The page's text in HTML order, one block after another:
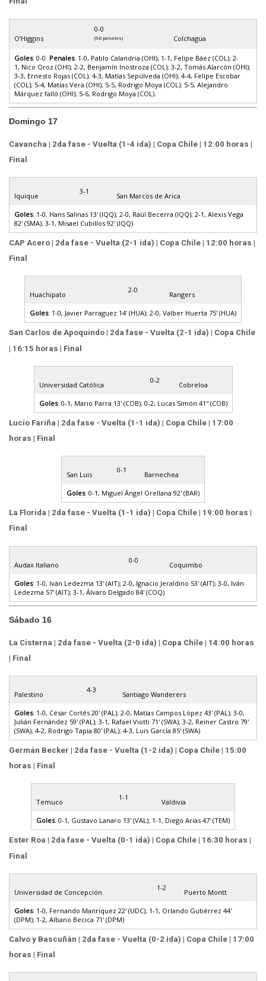
O’Higgins
0-0
(5-6 penales) Colchagua
Goles: 0-0. Penales: 1-0, Pablo Calandria (OHI); 1-1, Felipe Báez (COL); 2-
1, Nico Oroz (OHI); 2-2, Benjamín Inostroza (COL); 3-2, Tomás Alarcón (OHI);
3-3, Ernesto Rojas (COL); 4-3, Matías Sepúlveda (OHI); 4-4, Felipe Escobar
(COL); 5-4, Matías Vera (OHI); 5-5, Rodrigo Moya (COL); 5-5, Alejandro
Márquez falló (OHI); 5-6, Rodrigo Moya (COL).
Domingo 17
Cavancha | 2da fase - Vuelta (1-4 ida) | Copa Chile | 12:00 horas |
Final
Iquique
3-1
San Marcos de Arica
Goles: 1-0, Hans Salinas 13' (IQQ); 2-0, Raúl Becerra (IQQ); 2-1, Alexis Vega
82' (SMA); 3-1, Misael Cubillos 92' (IQQ)
CAP Acero | 2da fase - Vuelta (2-1 ida) | Copa Chile | 12:00 horas |
Final
Huachipato
2-0
Rangers
Goles: 1-0, Javier Parraguez 14' (HUA); 2-0, Valber Huerta 75' (HUA)
San Carlos de Apoquindo | 2da fase - Vuelta (2-1 ida) | Copa Chile
| 16:15 horas | Final
Universidad Católica
0-2
Cobreloa
Goles: 0-1, Mario Parra 13' (COB); 0-2, Lucas Simón 41'' (COB)
Lucio Fariña | 2da fase - Vuelta (1-1 ida) | Copa Chile | 17:00
horas | Final
San Luis
0-1
Barnechea
Goles: 0-1, Miguel Ángel Orellana 92' (BAR)
La Florida | 2da fase - Vuelta (1-1 ida) | Copa Chile | 19:00 horas |
Final
Audax Italiano
0-0
Coquimbo
Goles: 1-0, Iván Ledezma 13' (AIT); 2-0, Ignacio Jeraldino 53' (AIT); 3-0, Iván
Ledezma 57' (AIT); 3-1, Álvaro Delgado 84' (COQ)
Sábado 16
La Cisterna | 2da fase - Vuelta (2-0 ida) | Copa Chile | 14:00 horas
| Final
Palestino
4-3
Santiago Wanderers
Goles: 1-0, César Cortés 20' (PAL); 2-0, Matías Campos López 43' (PAL); 3-0,
Julián Fernández 59' (PAL); 3-1, Rafael Viotti 71' (SWA); 3-2, Reiner Castro 79'
(SWA); 4-2, Rodrigo Tapia 80' (PAL); 4-3, Luis García 85' (SWA)
Germán Becker | 2da fase - Vuelta (1-2 ida) | Copa Chile | 15:00
horas | Final
Temuco
1-1
Valdivia
Goles: 0-1, Gustavo Lanaro 13' (VAL); 1-1, Diego Arias 47' (TEM)
Ester Roa | 2da fase - Vuelta (0-1 ida) | Copa Chile | 16:30 horas |
Final
Universidad de Concepción
1-2
Puerto Montt
Goles: 1-0, Fernando Manríquez 22' (UDC); 1-1, Orlando Gutiérrez 44'
(DPM); 1-2, Albano Becica 71' (DPM)
Calvo y Bascuñán | 2da fase - Vuelta (0-2 ida) | Copa Chile | 17:00
horas | Final